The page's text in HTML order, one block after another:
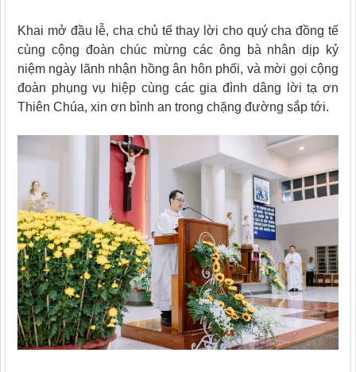
Khai mở đầu lễ, cha chủ tế thay lời cho quý cha đồng tế
cùng cộng đoàn chúc mừng các ông bà nhân dịp kỷ
niệm ngày lãnh nhận hồng ân hôn phối, và mời gọi cộng
đoàn phụng vụ hiệp cùng các gia đình dâng lời tạ ơn
Thiên Chúa, xin ơn bình an trong chặng đường sắp tới.